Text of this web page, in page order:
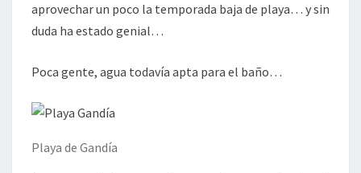
aprovechar un poco la temporada baja de playa… y sin
duda ha estado genial…
Poca gente, agua todavía apta para el baño…
Playa de Gandía